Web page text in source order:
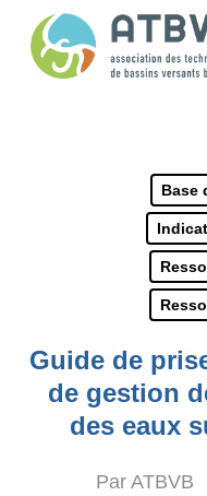
Base
Guide de
de gestion
des eaux
Par ATBVB
Panneau de gestion